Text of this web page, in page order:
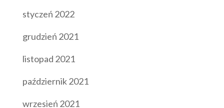
styczeń 2022
grudzień 2021
listopad 2021
październik 2021
wrzesień 2021